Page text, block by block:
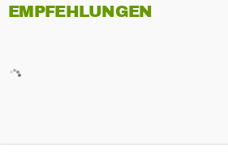
EMPFEHLUNGEN